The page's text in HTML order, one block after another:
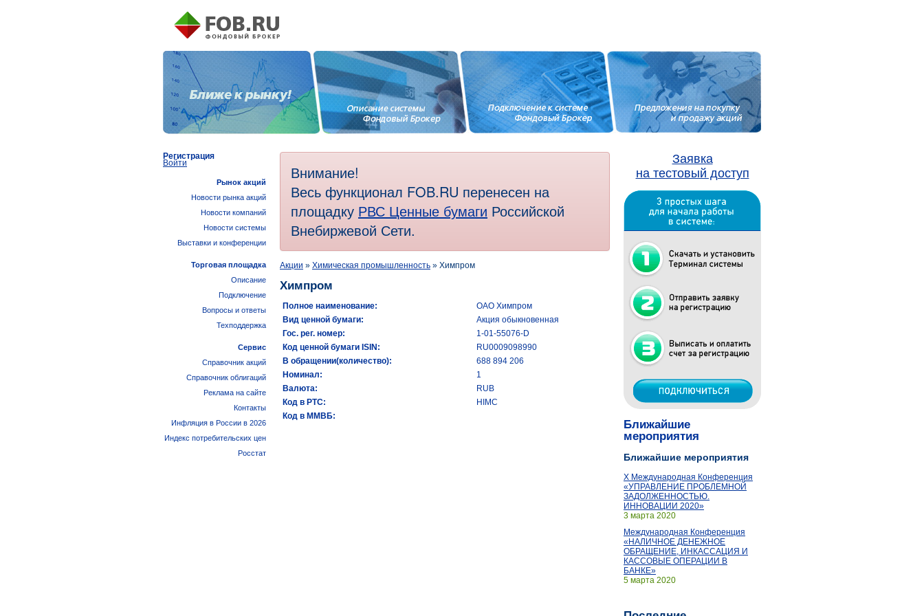
Внимание!
Весь функционал FOB.RU перенесен на
площадку РВС Ценные бумаги Российской
Внебиржевой Сети.
Акции » Химическая промышленность » Химпром
Химпром
Полное наименование:
ОАО Химпром
Вид ценной бумаги:
Акция обыкновенная
Гос. рег. номер:
1-01-55076-D
Код ценной бумаги ISIN:
RU0009098990
В обращении(количество):
688 894 206
Номинал:
1
Валюта:
RUB
Код в РТС:
HIMC
Код в ММВБ:
Заявка
на тестовый доступ
Ближайшие
мероприятия
Ближайшие мероприятия
X Международная Конференция
«УПРАВЛЕНИЕ ПРОБЛЕМНОЙ
ЗАДОЛЖЕННОСТЬЮ.
ИННОВАЦИИ 2020»
3 марта 2020
Международная Конференция
«НАЛИЧНОЕ ДЕНЕЖНОЕ
ОБРАЩЕНИЕ, ИНКАССАЦИЯ И
КАССОВЫЕ ОПЕРАЦИИ В
БАНКЕ»
5 марта 2020
Регистрация
Войти
Рынок акций
Новости рынка акций
Новости компаний
Новости системы
Выставки и конференции
Торговая площадка
Описание
Подключение
Вопросы и ответы
Техподдержка
Сервис
Справочник акций
Справочник облигаций
Реклама на сайте
Контакты
Инфляция в России в 2026
Индекс потребительских цен
Росстат